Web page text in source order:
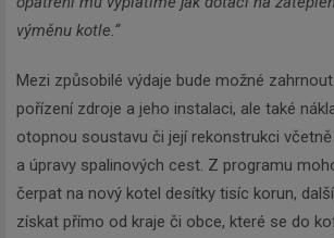
výměnu kotle.“
Mezi způsobilé výdaje bude možné
pořízení zdroje a jeho instalaci, ale také
otopnou soustavu či její rekonstrukci
a úpravy spalinových cest. Z programu
čerpat na nový kotel desítky tisíc korun,
získat přímo od kraje či obce, které se do